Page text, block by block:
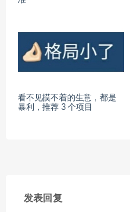
看不见摸不着的生意，都是
暴利，推荐 3 个项目
发表回复